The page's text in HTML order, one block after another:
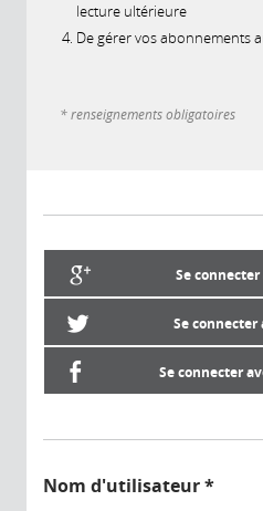
lecture ultérieure
De gérer vos abonnements
* renseignements obligatoires
Se
Se
Se connecter
Nom d'utilisateur*